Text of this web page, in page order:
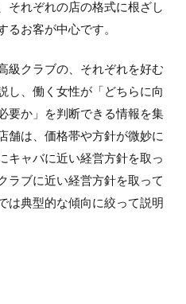
それぞれの店の格式に根ざし
るお客が中心です。
級クラブの、それぞれを好む
し、働く女性が「どちらに向
要か」を判断できる情報を集
舗は、価格帯や方針が微妙に
キャバに近い経営方針を取っ
ラブに近い経営方針を取って
は典型的な傾向に絞って説明